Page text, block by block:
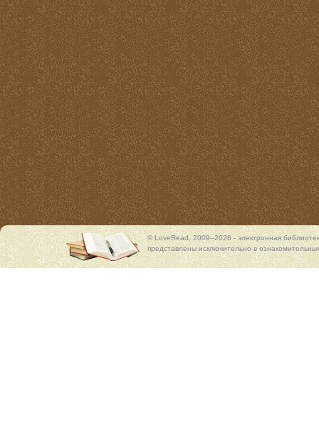
© LoveRead, 2009–2026 - электронная
представлены исключительно в